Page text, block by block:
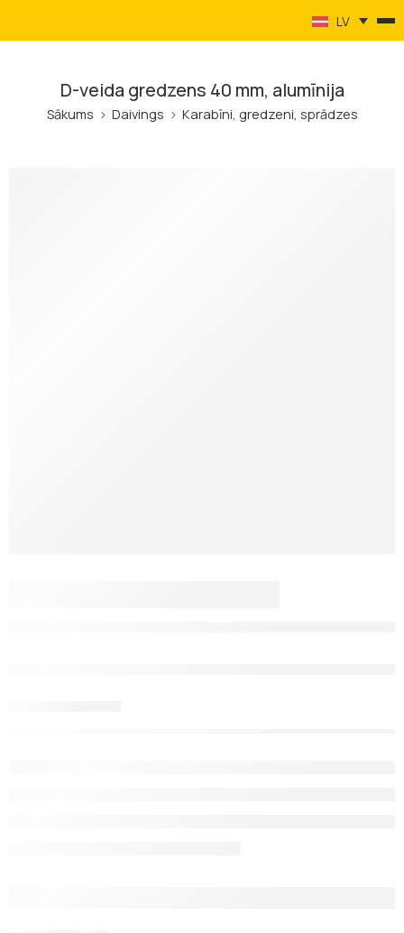
LV
D-veida gredzens 40 mm, alumīnija
Sākums Daivings Karabīni, gredzeni, sprādzes